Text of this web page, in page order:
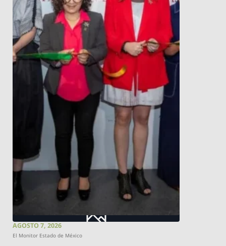
AGOSTO 7, 2026
El Monitor Estado de México